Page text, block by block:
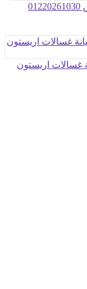
غسالات اريستون